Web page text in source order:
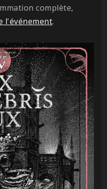
complète,
l'événement.